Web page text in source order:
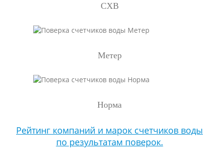
СХВ
Метер
Норма
Рейтинг компаний и марок счетчиков воды
по результатам поверок.